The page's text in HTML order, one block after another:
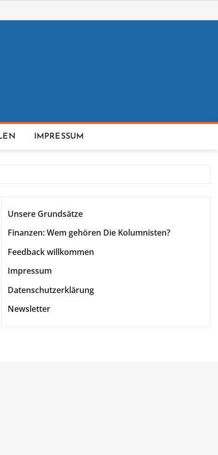
IMPRESSUM
Unsere Grundsätze
Finanzen: Wem gehören Die Kolumnisten?
Feedback willkommen
Impressum
Datenschutzerklärung
Newsletter